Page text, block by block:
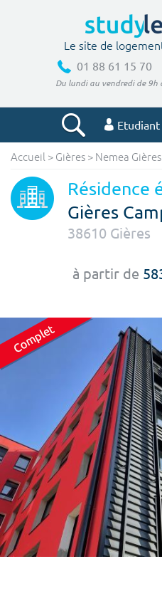
Le site de
01 88 61 15 70
Du lundi au vendredi de 9h
Etudiant
Votre
Ville, école
Budget min
Surface min
m²
Type de location
Votre date d'entrée
Accueil > Gières > Nemea
Résidence
Gières
38610 Gières
à partir de